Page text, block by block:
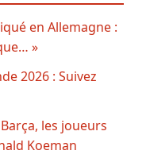
en Allemagne :
»
2026 : Suivez
les joueurs
Koeman